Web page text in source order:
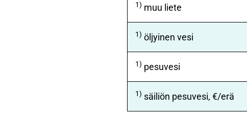
1) muu liete
1) öljyinen vesi
1) pesuvesi
1) säiliön pesuvesi, €/erä